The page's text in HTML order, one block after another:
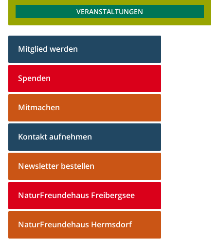
VERANSTALTUNGEN
Mitglied werden
Spenden
Mitmachen
Kontakt aufnehmen
Newsletter bestellen
NaturFreundehaus Freibergsee
NaturFreundehaus Hermsdorf